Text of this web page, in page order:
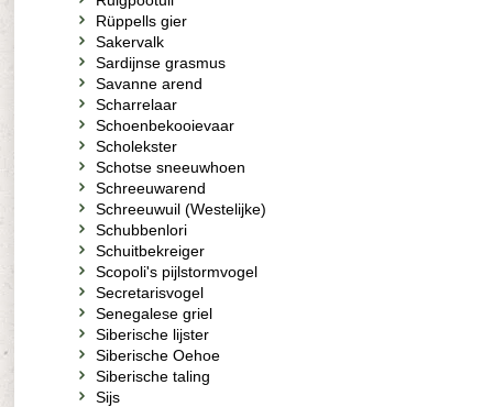
Rüppells gier
Sakervalk
Sardijnse grasmus
Savanne arend
Scharrelaar
Schoenbekooievaar
Scholekster
Schotse sneeuwhoen
Schreeuwarend
Schreeuwuil (Westelijke)
Schubbenlori
Schuitbekreiger
Scopoli's pijlstormvogel
Secretarisvogel
Senegalese griel
Siberische lijster
Siberische Oehoe
Siberische taling
Sijs